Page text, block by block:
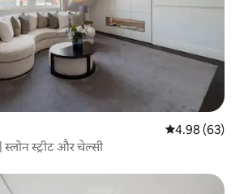
औसत रेटिंग 5 में
4.98 (63)
स्लोन स्ट्रीट और चेल्सी